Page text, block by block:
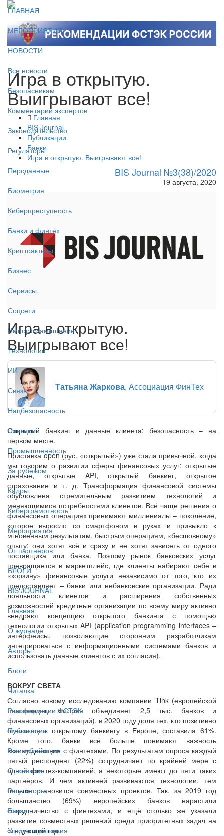
ГЛАВНАЯ
МЕРОПРИЯТИЯ
НОВОСТИ
Все новости
Безопасникам
Комментарии экспертов
Законодательство
Регуляторы
Персданные
Биометрия
Киберпреступность
Банки и финтех
Криптоактивы
Бизнес
Сервисы
Соцсети
Импортозамещение
Технологии
ИИ
Связь
Нацбезопасность
Санкции
Промышленность
За рубежом
Кадры
Киберграмотность
Мероприятия
От партнёров
БЛОГИ
BIS JOURNAL
Главная
О журнале
Авторы
Блоги
Читалка
Рекомендации ФСТЭК
Публикации
Все публикации
О главном
Регуляторы
Банки
Угрозы и решения
Игра в открытую.
Выигрывают все!
Главная
BIS Journal
Публикации
Банки
Игра в открытую. Выигрывают все!
BIS Journal №3(38)/2020
19 августа, 2020
Игра в открытую.
Выигрывают все!
Татьяна Жаркова, Ассоциация ФинТех
Открытый банкинг и данные клиента: безопасность – на
первом месте.
Приставка open (рус. «открытый») уже стала привычной, когда
мы говорим о развитии сферы финансовых услуг: открытые
данные, открытые API, открытый банкинг, открытое
страхование и т. д. Трансформация финансовой системы
обусловлена стремительным развитием технологий и
меняющимися потребностями клиентов. Всё чаще решения о
финансовых операциях принимают миллениалы – поколение,
которое выросло со смартфоном в руках и привыкло к
мгновенным результатам, быстрым операциям, «бесшовному»
опыту: они хотят всё и сразу и не хотят зависеть от одного
поставщика или банка. Поэтому рынок банковских услуг
превращается в маркетплейс, где клиенты набирают себе в
«корзину» финансовые услуги независимо от того, кто их
предоставляет – банки или небанковские организации. Ради
лояльности клиентов и расширения собственных
возможностей кредитные организации по всему миру активно
внедряют концепцию открытого банкинга с помощью
технологии открытых API (application programming interfaces –
интерфейсы, позволяющие сторонним разработчикам
интегрироваться с информационными системами банков и
использовать данные клиентов с их согласия).
ВОКРУГ СВЕТА
Согласно новому исследованию компании Tink (европейской
платформы, которая объединяет 2,5 тыс. банков и
финансовых организаций), в 2020 году доля тех, кто позитивно
относится к открытому банкингу в Европе, составила 61%.
Кроме того, банки всё больше понимают важность
взаимодействия с финтехами. По результатам опроса каждый
пятый респондент (22%) сотрудничает по крайней мере с
одной финтех-компанией, а некоторые имеют до пяти таких
партнёров. И чем активней развиваются технологии, тем
больше становится совместных проектов. Так, за 2019 год
большинство (69%) европейских банков нарастили
сотрудничество с финтехами, и ещё столько же указали
развитие совместных решений среди приоритетных задач на
следующий год.